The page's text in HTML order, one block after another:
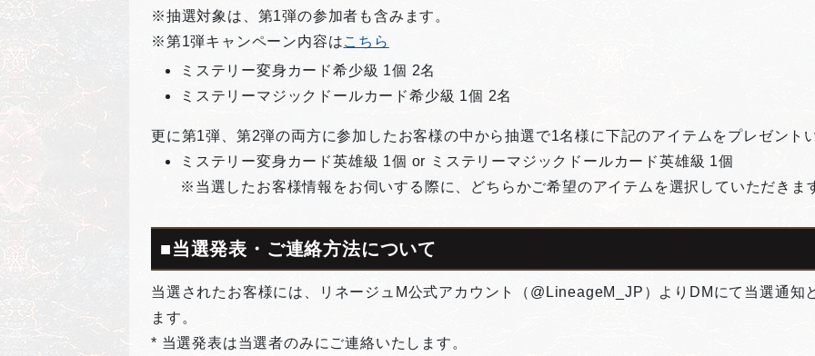
※抽選対象は、第1弾の参加者も含みます。
※第1弾キャンペーン内容はこちら
ミステリー変身カード希少級 1個 2名
ミステリーマジックドールカード希少級 1個 2名
更に第1弾、第2弾の両方に参加したお客様の中から抽選で1名様に下記のアイテムをプレゼント
ミステリー変身カード英雄級 1個 or ミステリーマジックドールカード英雄級 1個
※当選したお客様情報をお伺いする際に、どちらかご希望のアイテムを選択していただきま
■当選発表・ご連絡方法について
当選されたお客様には、リネージュM公式アカウント（@LineageM_JP）よりDMにて当選通知
ます。
* 当選発表は当選者のみにご連絡いたします。